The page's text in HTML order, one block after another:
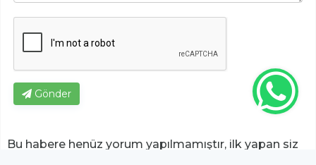
Gönder
Bu habere henüz yorum yapılmamıştır, ilk yapan siz